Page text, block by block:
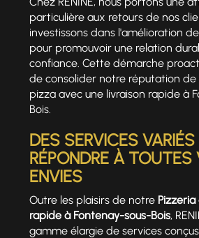
particulière aux retours de nos
investissons dans l'amélioration
pour promouvoir une relation
confiance. Cette démarche
de consolider notre réputation de
pizza avec une livraison rapide à
Bois.
DES SERVICES
RÉPONDRE À TOUTES
ENVIES
Outre les plaisirs de notre
rapide à Fontenay-sous-Bois,
gamme élargie de services